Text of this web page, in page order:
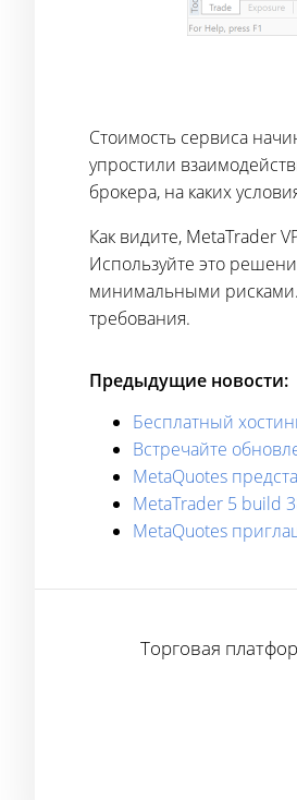
Стоимость сервиса
упростили
брокера, на каких
Как видите, MetaTrader
Используйте это
минимальными
требования.
Предыдущие новости:
Бесплатный
Встречайте
MetaQuotes
MetaTrader 5 build
MetaQuotes
Торговая